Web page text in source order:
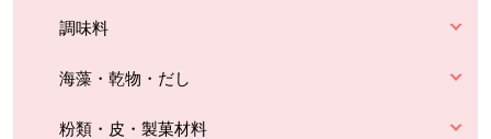
調味料
海藻・乾物・だし
粉類・皮・製菓材料